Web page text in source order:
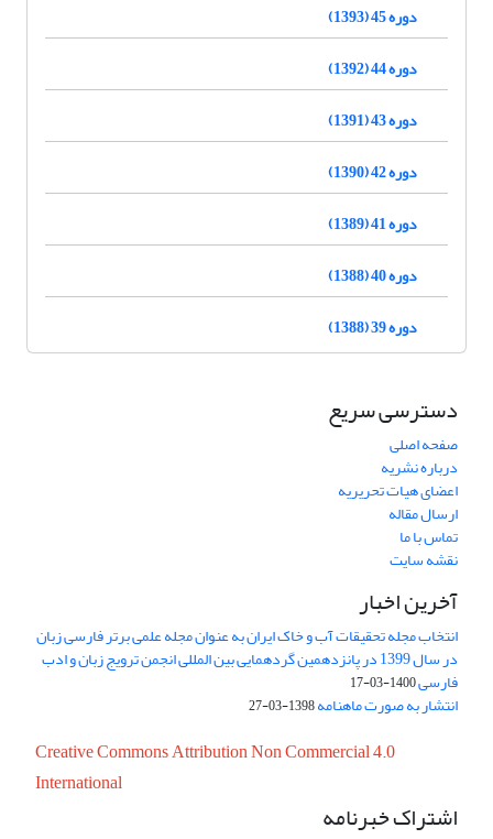
دوره 45 (1393)
دوره 44 (1392)
دوره 43 (1391)
دوره 42 (1390)
دوره 41 (1389)
دوره 40 (1388)
دوره 39 (1388)
دسترسی سریع
صفحه اصلی
درباره نشریه
اعضای هیات تحریریه
ارسال مقاله
تماس با ما
نقشه سایت
آخرین اخبار
انتخاب مجله تحقیقات آب و خاک ایران به عنوان مجله علمی برتر فارسی زبان
در سال 1399 در پانزدهمین گردهمایی بین المللی انجمن ترویج زبان و ادب
فارسی1400-03-17
انتشار به صورت ماهنامه1398-03-27
Creative Commons Attribution Non Commercial 4.0
International
اشتراک خبرنامه